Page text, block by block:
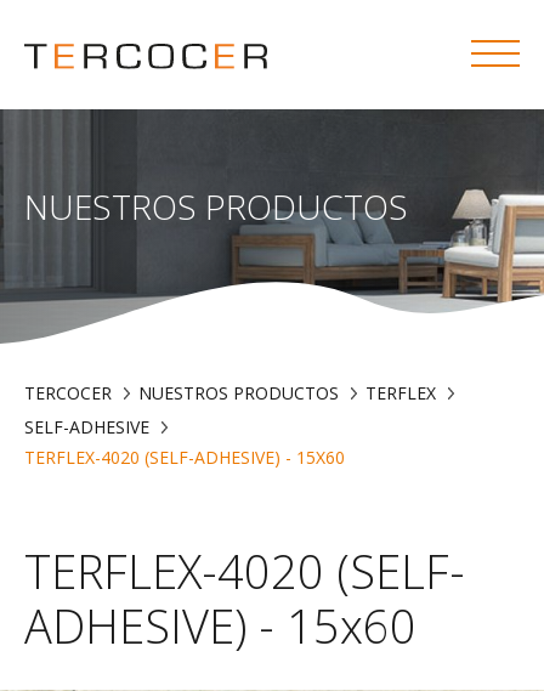
NUESTROS PRODUCTOS
TERCOCER NUESTROS PRODUCTOS
TERFLEX
SELF-ADHESIVE
TERFLEX-4020 (SELF-ADHESIVE) - 15X60
TERFLEX-4020 (SELF-
ADHESIVE) - 15x60